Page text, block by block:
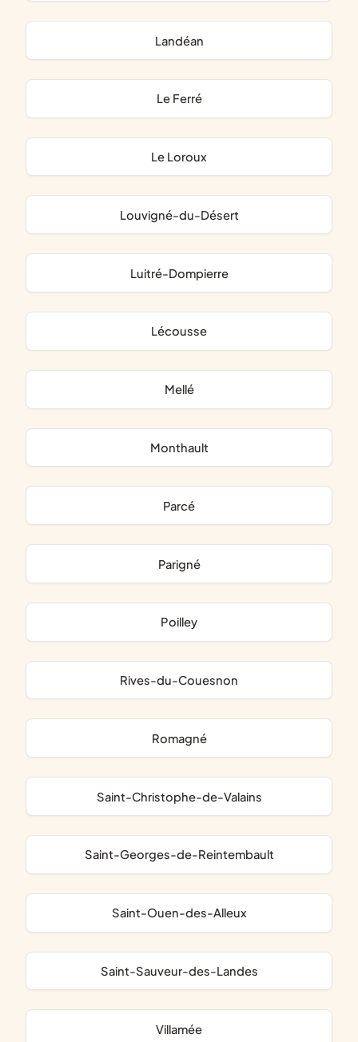
Landéan
Le Ferré
Le Loroux
Louvigné-du-Désert
Luitré-Dompierre
Lécousse
Mellé
Monthault
Parcé
Parigné
Poilley
Rives-du-Couesnon
Romagné
Saint-Christophe-de-Valains
Saint-Georges-de-Reintembault
Saint-Ouen-des-Alleux
Saint-Sauveur-des-Landes
Villamée